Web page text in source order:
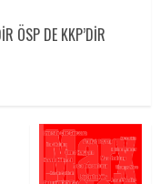
ÖSP DE KKP’DİR